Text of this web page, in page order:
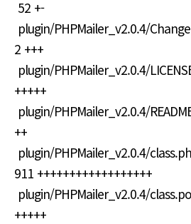
52 +-
plugin/PHPMailer_v2.0.4/
2 +++
plugin/
+++++
plugin/
++
plugin/PHPMailer_v2.0.4/
911 ++++++++++++++++++
plugin/PHPMailer_v2.0.4/
+++++